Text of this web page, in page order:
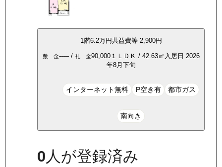
1階6.2万円共益費等 2,900円
敷 金-----/ 礼 金90,000１ＬＤＫ / 42.63㎡ 入居日 2026
年8月下旬
インターネット無料 P空き有 都市ガス
南向き
0人が登録済み